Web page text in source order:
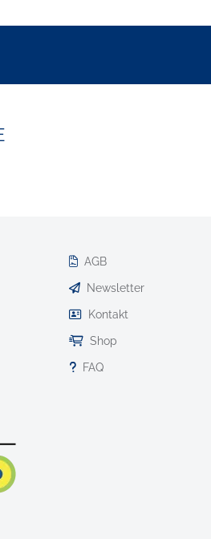
AGB
Newsletter
Kontakt
Shop
FAQ